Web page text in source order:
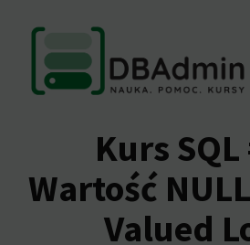
Kurs SQL
Wartość
Valued